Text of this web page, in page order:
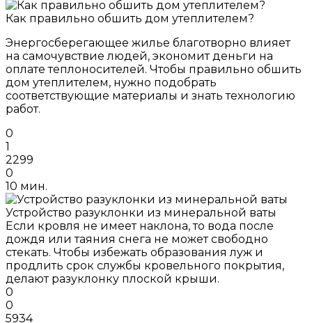
Как правильно обшить дом утеплителем?
Энергосберегающее жилье благотворно влияет
на самочувствие людей, экономит деньги на
оплате теплоносителей. Чтобы правильно обшить
дом утеплителем, нужно подобрать
соответствующие материалы и знать технологию
работ.
0
1
2299
0
10 мин.
Устройство разуклонки из минеральной ваты
Если кровля не имеет наклона, то вода после
дождя или таяния снега не может свободно
стекать. Чтобы избежать образования луж и
продлить срок службы кровельного покрытия,
делают разуклонку плоской крыши.
0
0
5934